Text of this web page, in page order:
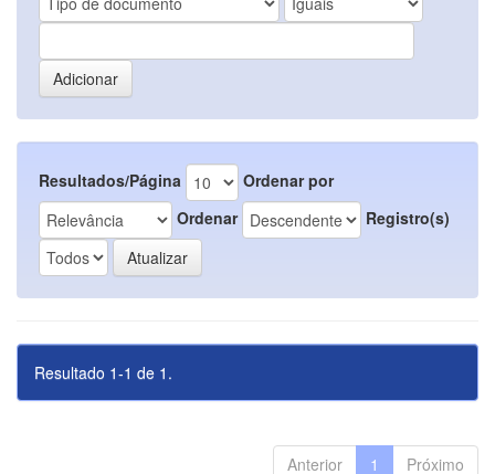
Resultados/Página
Ordenar por
Ordenar
Registro(s)
Resultado 1-1 de 1.
Anterior 1 Próximo